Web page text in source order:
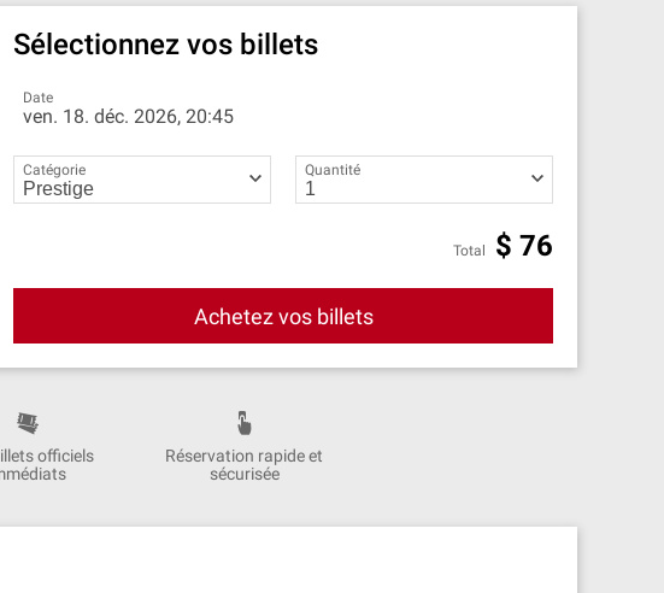
Sélectionnez vos billets
Date
ven. 18. déc. 2026, 20:45
Catégorie Quantité
Total $ 76
Achetez vos billets
officiels
Réservation rapide et
sécurisée